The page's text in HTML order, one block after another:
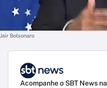
Jair Bolsonaro
Acompanhe o SBT News